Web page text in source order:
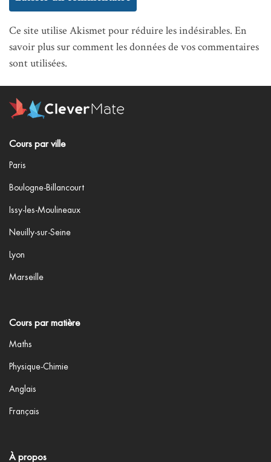
Ce site utilise Akismet pour réduire les indésirables. En
savoir plus sur comment les données de vos commentaires
sont utilisées.
Cours par ville
Paris
Boulogne-Billancourt
Issy-les-Moulineaux
Neuilly-sur-Seine
Lyon
Marseille
Cours par matière
Maths
Physique-Chimie
Anglais
Français
À propos